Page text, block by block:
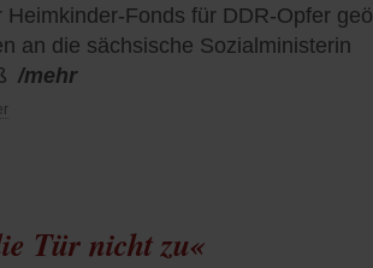
Heimkinder-Fonds für DDR-Opfer
an die sächsische Sozialministerin
/mehr
Tür nicht zu«